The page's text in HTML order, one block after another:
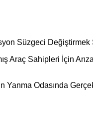
Süzgeci Değiştirmek
Araç Sahipleri İçin
Odasında